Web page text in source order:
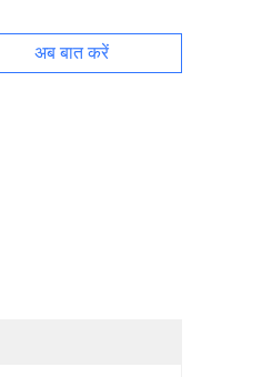
अब बात करें